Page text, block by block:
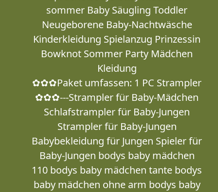
sommer Baby Säugling Toddler
Neugeborene Baby-Nachtwäsche
Kinderkleidung Spielanzug Prinzessin
Bowknot Sommer Party Mädchen
Kleidung
✿✿✿Paket umfassen: 1 PC Strampler
✿✿✿---Strampler für Baby-Mädchen
Schlafstrampler für Baby-Jungen
Strampler für Baby-Jungen
Babybekleidung für Jungen Spieler für
Baby-Jungen bodys baby mädchen
110 bodys baby mädchen tante bodys
baby mädchen ohne arm bodys baby